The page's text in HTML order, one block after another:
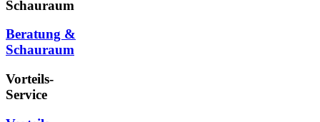
Schauraum
Beratung &
Schauraum
Vorteils-
Service